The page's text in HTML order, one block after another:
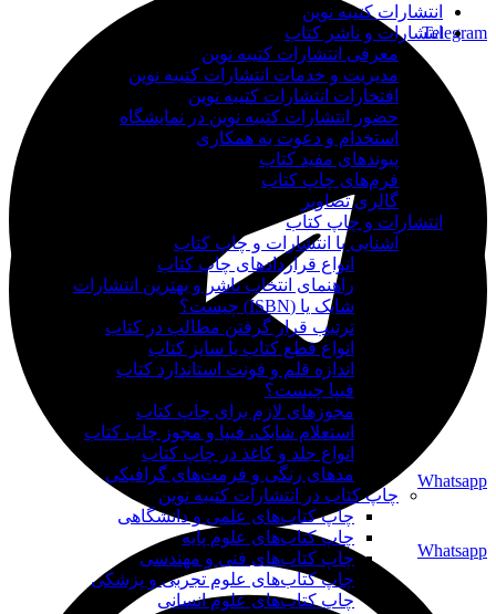
Whatsapp
Telegram
Whatsapp
انتشارات کتیبه نوین
انتشارات و ناشر کتاب
معرفی انتشارات کتیبه نوین
مدیریت و خدمات انتشارات کتیبه نوین
افتخارات انتشارات کتیبه نوین
حضور انتشارات کتیبه نوین در نمایشگاه‌
استخدام و دعوت به همکاری
پیوندهای مفید کتاب
فرم‌های چاپ کتاب
گالری تصاویر
انتشارات و چاپ کتاب
آشنایی با انتشارات و چاپ کتاب
انواع قراردادهای چاپ کتاب
راهنمای انتخاب ناشر و بهترین انتشارات
شابک یا (ISBN) چیست؟
ترتیب قرار گرفتن مطالب در کتاب
انواع قطع کتاب یا سایز کتاب
اندازه قلم و فونت استاندارد کتاب
فیپا چیست؟
مجوزهای لازم برای چاپ کتاب
استعلام شابک، فیپا و مجوز چاپ کتاب
انواع جلد و کاغذ در چاپ کتاب
مدهای رنگی و فرمت‌های گرافیکی
چاپ کتاب در انتشارات کتیبه نوین
چاپ کتاب‌های علمی و دانشگاهی
چاپ کتاب‌های علوم پایه
چاپ کتاب‌های فنی و مهندسی
چاپ کتاب‌های علوم تجربی و پزشکی
چاپ کتاب‌های علوم انسانی